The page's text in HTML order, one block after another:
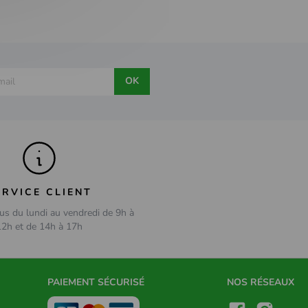
OK
CLIENT
du lundi au vendredi de 9h à
et de 14h à 17h
PAIEMENT SÉCURISÉ NOS RÉSEAUX